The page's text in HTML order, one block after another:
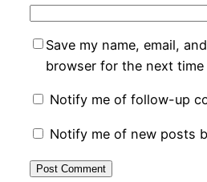
Save my name, email,
browser for the next time
Notify me of follow-up
Notify me of new posts